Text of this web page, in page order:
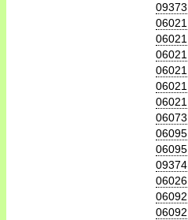
09373
06021
06021
06021
06021
06021
06021
06073
06095
06095
09374
06026
06092
06092